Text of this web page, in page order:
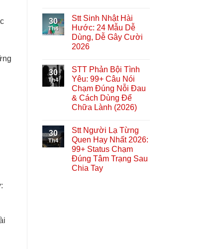
30
Th4
Stt Sinh Nhật Hài
Hước: 24 Mẫu Dễ
Dùng, Dễ Gây Cười
2026
30
Th4
STT Phản Bội Tình
Yêu: 99+ Câu Nói
Chạm Đúng Nỗi Đau
& Cách Dùng Để
Chữa Lành (2026)
30
Th4
Stt Người Lạ Từng
Quen Hay Nhất 2026:
99+ Status Chạm
Đúng Tâm Trạng Sau
Chia Tay